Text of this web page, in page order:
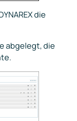
die
abgelegt, die